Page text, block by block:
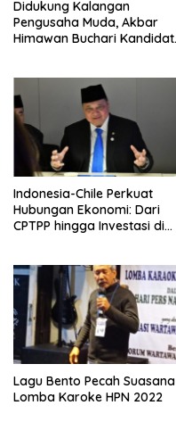
Didukung Kalangan
Pengusaha Muda, Akbar
Himawan Buchari Kandidat
Indonesia-Chile Perkuat
Hubungan Ekonomi: Dari
CPTPP hingga Investasi di
Lagu Bento Pecah Suasana
Lomba Karoke HPN 2022